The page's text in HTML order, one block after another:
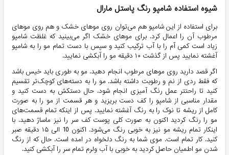
شیوه استفاده شامپو رنگ پاستل مارال
برای استفاده از این شامپو هم می‌توان روی موهای خشک و هم روی موهای
مرطوب آن را اعمال کرد. برای موهای خشک اگر می‌بینید که غلظت شامپو
زیاد است کمی آم را با آب ترکیب کنید و سپس با دست تمام مو را به شامپو
آغشته نمایید پس از گذشت ۱۰ دقیقه مو را آبکشی نمایید.
اگر قصد دارید روی موهای مرطوب انجام دهید. مو به طوری باید خیس باشد
که فقط ردی از نم و رطوبت داشته باشد. مو را به دسته‌های کوچک‌تر تقسیم
کنید تا راحتتر عمل رنگ آمیزی انجام شود. حال دستکش به دست کنید و
مقدار مناسبی از شامپو را کف دست بریزید و هر قسمت از مو را به صورت
کامل از ریشه تا نوک را به رنگ آغشته نمایید. پس از اینکه تمام قسمت‌های
مو را رنگ کردید اکنون به صورت کلی پوست کف سر را نیز ماساژ دهید. با
اینکار تمام ریشه مو نیز به خوبی رنگ می‌شود. اکنون 10 الی ۱۵ دقیقه صبر
کنید. کار تمام است. موی شما به رنگ دلخواه در امده است. حال که از رنگ
شدن مو اطمیان حاصل کردید به خوبی با آب ولرم تمام سر را آبکشی کنید.